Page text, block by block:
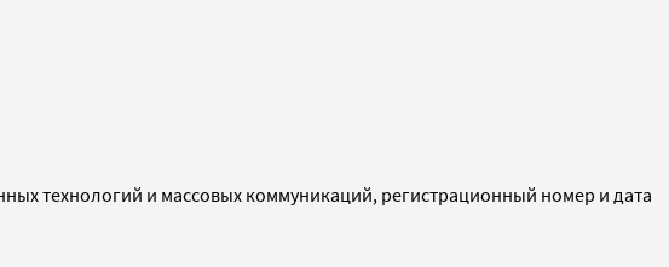
технологий и массовых коммуникаций, регистрационный номер и дата